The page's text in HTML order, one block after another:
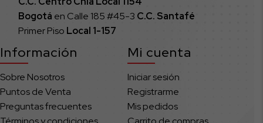
Bogotá en Calle 185 #45-3 C.C. Santafé
Primer Piso Local 1-157
Información
Sobre Nosotros
Puntos de Venta
Preguntas frecuentes
Mi cuenta
Iniciar sesión
Registrarme
Mis pedidos